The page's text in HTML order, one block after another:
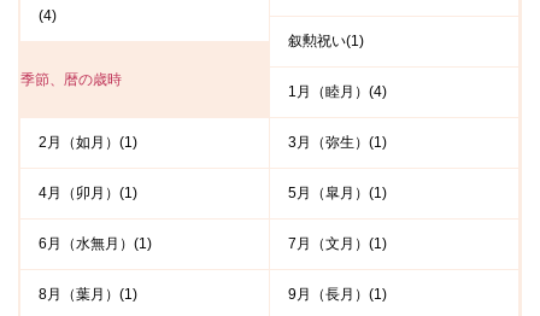
(4)
叙勲祝い(1)
季節、暦の歳時
1月（睦月）(4)
2月（如月）(1) 3月（弥生）(1)
4月（卯月）(1) 5月（皐月）(1)
6月（水無月）(1) 7月（文月）(1)
8月（葉月）(1) 9月（長月）(1)